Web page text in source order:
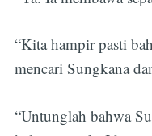
“Kita hampir pasti
mencari Sungkana
“Untunglah bahwa